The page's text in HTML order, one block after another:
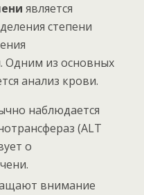
является
степени
Одним из основных
анализ крови.
наблюдается
(ALT
о
внимание